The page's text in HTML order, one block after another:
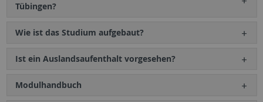
Tübingen?
Wie ist das Studium aufgebaut?
Ist ein Auslandsaufenthalt vorgesehen?
Modulhandbuch